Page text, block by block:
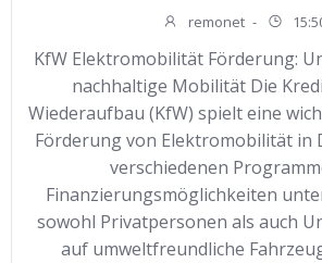
remonet -
KfW Elektromobilität Förderung:
nachhaltige Mobilität Die
Wiederaufbau (KfW) spielt eine
Förderung von Elektromobilität in
verschiedenen
Finanzierungsmöglichkeiten
sowohl Privatpersonen als auch
auf umweltfreundliche